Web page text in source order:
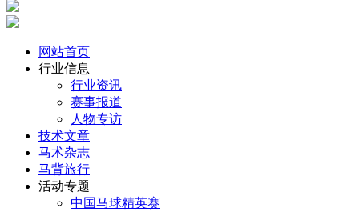
网站首页
行业信息
行业资讯
赛事报道
人物专访
技术文章
马术杂志
马背旅行
活动专题
中国马球精英赛